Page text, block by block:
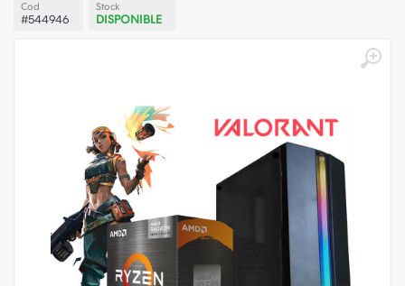
Cod
#544946
Stock
DISPONIBLE